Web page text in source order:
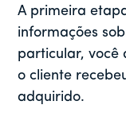
A primeira
informações
particular, você
o cliente
adquirido.